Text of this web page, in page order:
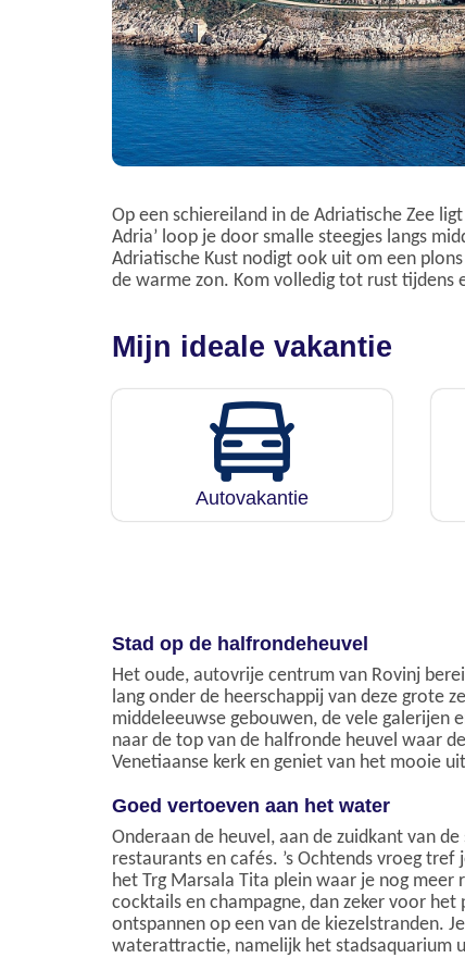
Op een schiereiland in de Adriatische Zee
Adria’ loop je door smalle steegjes langs
Adriatische Kust nodigt ook uit om een
de warme zon. Kom volledig tot rust tijdens
Mijn ideale vakantie
Autovakantie
Stad op de halfrondeheuvel
Het oude, autovrije centrum van Rovinj
lang onder de heerschappij van deze grote
middeleeuwse gebouwen, de vele galerijen
naar de top van de halfronde heuvel waar
Venetiaanse kerk en geniet van het mooie
Goed vertoeven aan het water
Onderaan de heuvel, aan de zuidkant van
restaurants en cafés. ’s Ochtends vroeg
het Trg Marsala Tita plein waar je nog
cocktails en champagne, dan zeker voor
ontspannen op een van de kiezelstranden.
waterattractie, namelijk het stadsaquarium